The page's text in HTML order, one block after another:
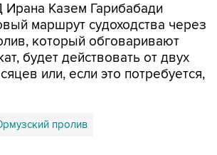
Казем Гарибабади
маршрут судоходства через
который обговаривают
будет действовать от двух
или, если это потребуется,
пролив